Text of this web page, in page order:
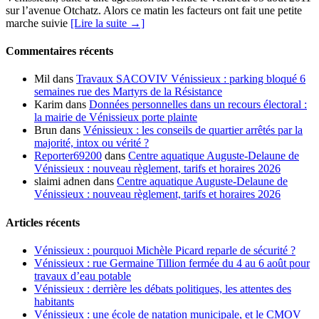
sur l’avenue Otchatz. Alors ce matin les facteurs ont fait une petite
marche suivie [Lire la suite →]
Commentaires récents
Mil dans Travaux SACOVIV Vénissieux : parking bloqué 6
semaines rue des Martyrs de la Résistance
Karim dans Données personnelles dans un recours électoral :
la mairie de Vénissieux porte plainte
Brun dans Vénissieux : les conseils de quartier arrêtés par la
majorité, intox ou vérité ?
Reporter69200 dans Centre aquatique Auguste-Delaune de
Vénissieux : nouveau règlement, tarifs et horaires 2026
slaimi adnen dans Centre aquatique Auguste-Delaune de
Vénissieux : nouveau règlement, tarifs et horaires 2026
Articles récents
Vénissieux : pourquoi Michèle Picard reparle de sécurité ?
Vénissieux : rue Germaine Tillion fermée du 4 au 6 août pour
travaux d’eau potable
Vénissieux : derrière les débats politiques, les attentes des
habitants
Vénissieux : une école de natation municipale, et le CMOV